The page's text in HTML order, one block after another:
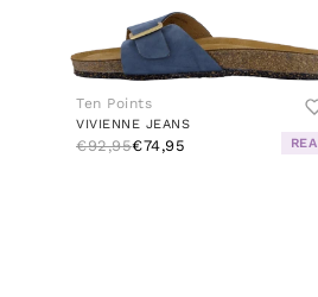
Ten Points
VIVIENNE JEANS
€92,95€74,95 REA